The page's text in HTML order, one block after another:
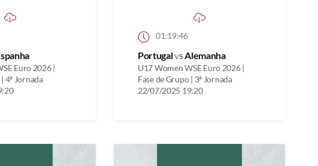
Euro 2026 |
4ª Jornada
01:19:46
PortugalvsAlemanha
U17 Women WSE Euro 2026 |
Fase de Grupo | 3ª Jornada
22/07/2025 19:20